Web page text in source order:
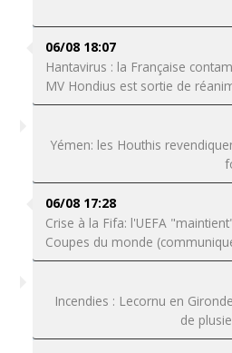
06/08 18:07
Hantavirus : la Française
MV Hondius est sortie de
Yémen: les Houthis
06/08 17:28
Crise à la Fifa: l'UEFA
Coupes du monde
Incendies : Lecornu en
de